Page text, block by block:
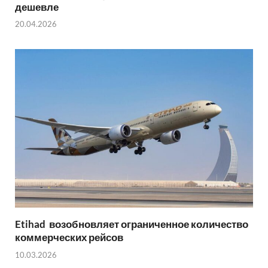
дешевле
20.04.2026
Etihad возобновляет ограниченное количество
коммерческих рейсов
10.03.2026